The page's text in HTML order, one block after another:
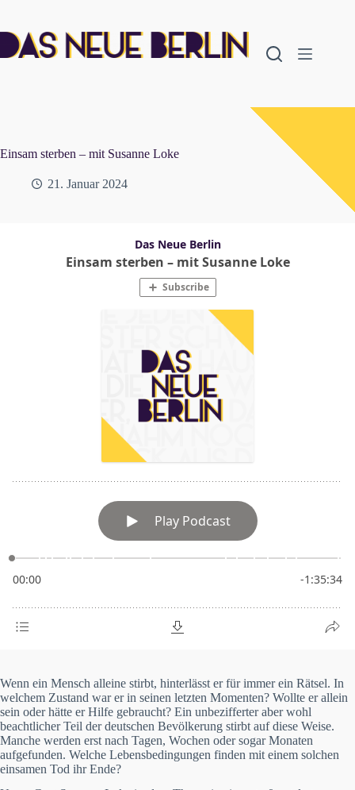
springen
Einsam sterben – mit Susanne Loke
21. Januar 2024
Wenn ein Mensch alleine stirbt, hinterlässt er für immer ein Rätsel. In
welchem Zustand war er in seinen letzten Momenten? Wollte er allein
sein oder hätte er Hilfe gebraucht? Ein unbezifferter aber wohl
beachtlicher Teil der deutschen Bevölkerung stirbt auf diese Weise.
Manche werden erst nach Tagen, Wochen oder sogar Monaten
aufgefunden. Welche Lebensbedingungen finden mit einem solchen
einsamen Tod ihr Ende?